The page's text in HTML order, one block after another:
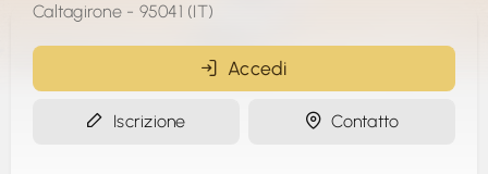
Caltagirone - 95041 (IT)
Accedi
Iscrizione Contatto